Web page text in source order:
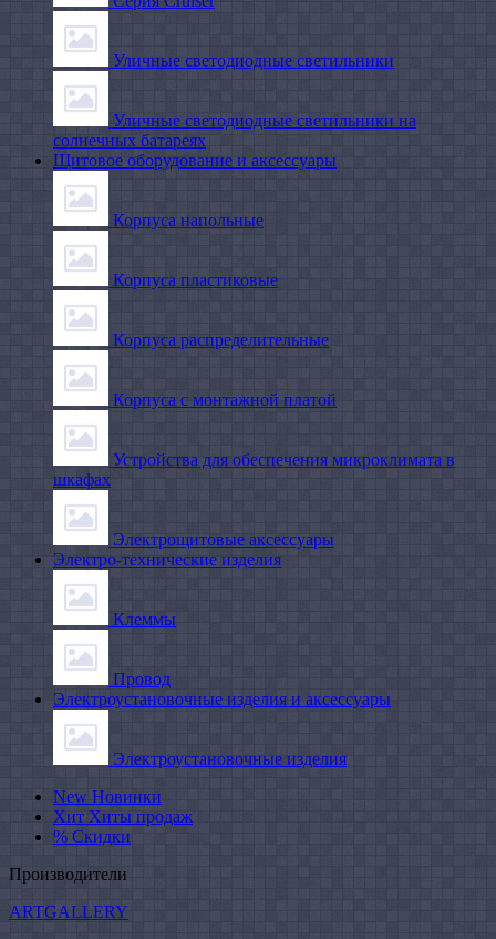
Уличные светодиодные светильники
Уличные светодиодные светильники на
солнечных батареях
Щитовое оборудование и аксессуары
Корпуса напольные
Корпуса пластиковые
Корпуса распределительные
Корпуса с монтажной платой
Устройства для обеспечения микроклимата в
шкафах
Электрощитовые аксессуары
Электро-технические изделия
Клеммы
Провод
Электроустановочные изделия и аксессуары
Электроустановочные изделия
New Новинки
Хит Хиты продаж
% Скидки
Производители
ARTGALLERY